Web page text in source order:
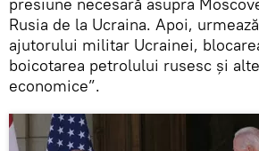
Rusia de la Ucraina. Apoi,
ajutorului militar Ucrainei,
boicotarea petrolului rusesc și
economice”.